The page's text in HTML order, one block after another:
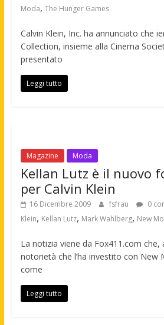
Moda, The Hunger Games
Calvin Klein, Inc. ha annunciato che
Collection, insieme alla Cinema
presentato
Leggi tutto
Magazine Moda
Kellan Lutz è il nuovo
per Calvin Klein
16 Dicembre 2009 fsfrau 0
Klein, Kellan Lutz, Mark Wahlberg, New
La notizia viene da Fox411.com che,
notorietà che l’ha investito con New
come
Leggi tutto